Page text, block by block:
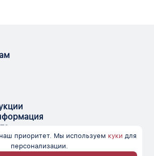
приоритет. Мы используем куки для
персонализации.